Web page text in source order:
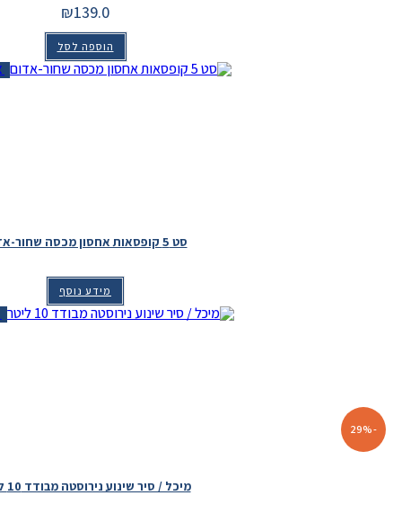
₪139.0
הוספה לסל
סט 5 קופסאות אחסון מכסה שחור-אדום
מידע נוסף
מיכל / סיר שינוע נירוסטה מבודד 10 ליטר